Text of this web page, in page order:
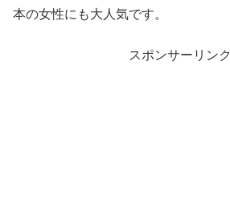
本の女性にも大人気です。
スポンサーリンク